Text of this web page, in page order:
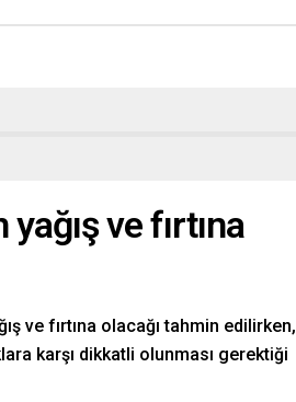
ve fırtına
ve fırtına olacağı tahmin edilirken,
karşı dikkatli olunması gerektiği